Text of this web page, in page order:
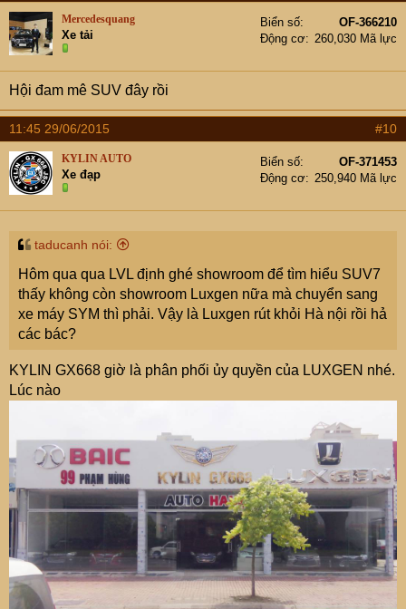
Mercedesquang
Xe tải
Biển số
OF-366210
Động cơ
260,030 Mã lực
Hội đam mê SUV đây rồi
11:45 29/06/2015 #10
KYLIN AUTO
Xe đạp
Biển số
OF-371453
Động cơ
250,940 Mã lực
taducanh nói:
Hôm qua qua LVL định ghé showroom để tìm hiểu SUV7
thấy không còn showroom Luxgen nữa mà chuyển sang
xe máy SYM thì phải. Vậy là Luxgen rút khỏi Hà nội rồi hả
các bác?
KYLIN GX668 giờ là phân phối ủy quyền của LUXGEN nhé.
Lúc nào